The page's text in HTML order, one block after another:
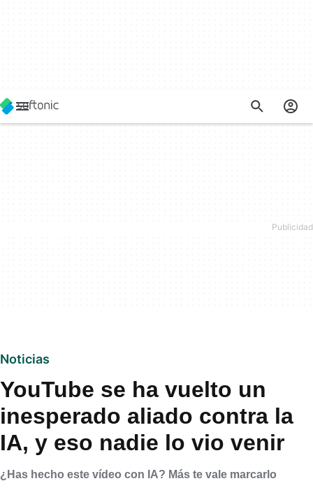
Noticias
YouTube se ha vuelto un
inesperado aliado contra la
IA, y eso nadie lo vio venir
¿Has hecho este vídeo con IA? Más te vale marcarlo